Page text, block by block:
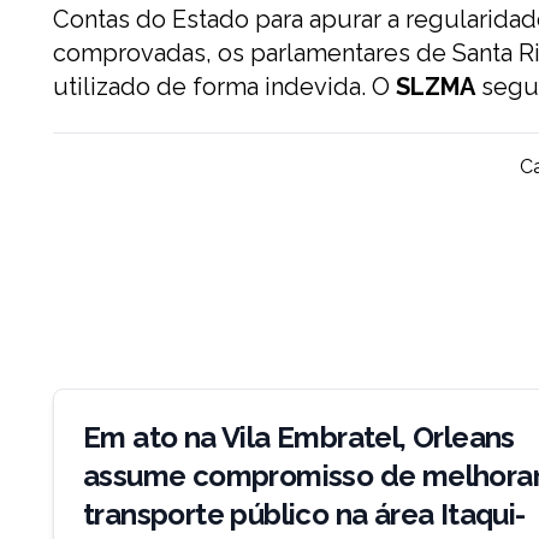
Contas do Estado para apurar a
comprovadas, os parlamentares de Santa
utilizado de forma indevida. O SLZMA
Navegação
Em ato na Vila Embratel, Orleans
assume compromisso de
transporte público na área Itaqui-